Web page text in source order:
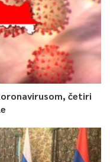
četiri